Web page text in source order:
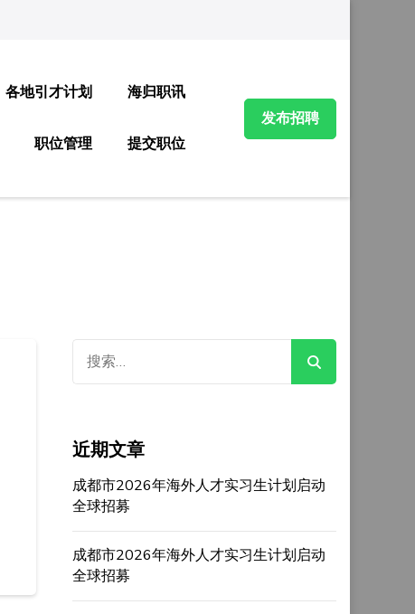
各地引才计划 海归职讯
职位管理 提交职位
发布招聘
索：
近期文章
成都市2026年海外人才实习生计划启动
全球招募
成都市2026年海外人才实习生计划启动
全球招募